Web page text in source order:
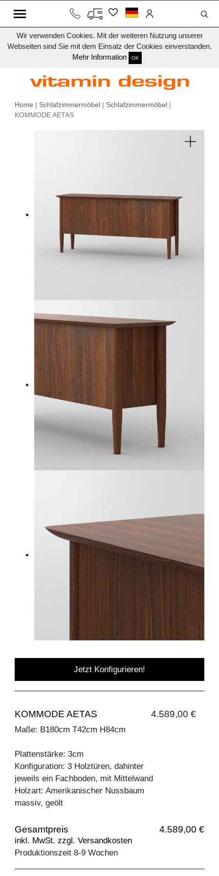
Wir verwenden Cookies. Mit der weiteren Nutzung unserer
Webseiten sind Sie mit dem Einsatz der Cookies einverstanden.
Mehr Information
OK
Home | Schlafzimmermöbel | Schlafzimmermöbel |
KOMMODE AETAS
Jetzt Konfigurieren!
KOMMODE AETAS 4.589,00 €
Maße: B180cm T42cm H84cm
Plattenstärke: 3cm
Konfiguration: 3 Holztüren, dahinter
jeweils ein Fachboden, mit Mittelwand
Holzart: Amerikanischer Nussbaum
massiv, geölt
Gesamtpreis 4.589,00 €
inkl. MwSt. zzgl. Versandkosten
Produktionszeit 8-9 Wochen